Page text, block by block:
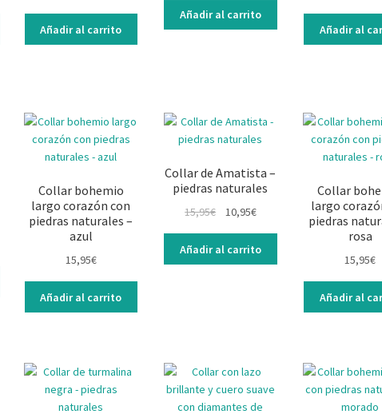
original
era:
actual
es:
Añadir al carrito
original
era:
actual
es:
Añadir al carrito
era:
Añadir al
Collar bohemio
largo corazón con
piedras naturales –
azul
15,95€
Añadir al carrito
Collar de Amatista –
piedras naturales
15,95€
original
era:
10,95€El
actual
es:
Añadir al carrito
Collar
largo
piedras
rosa
15,95€
Añadir al